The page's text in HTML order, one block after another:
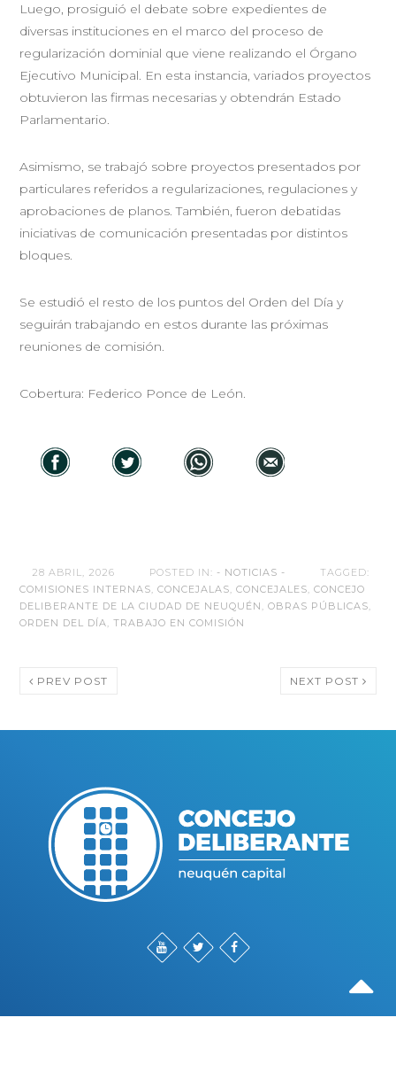
Luego, prosiguió el debate sobre expedientes de
diversas instituciones en el marco del proceso de
regularización dominial que viene realizando el Órgano
Ejecutivo Municipal. En esta instancia, variados proyectos
obtuvieron las firmas necesarias y obtendrán Estado
Parlamentario.
Asimismo, se trabajó sobre proyectos presentados por
particulares referidos a regularizaciones, regulaciones y
aprobaciones de planos. También, fueron debatidas
iniciativas de comunicación presentadas por distintos
bloques.
Se estudió el resto de los puntos del Orden del Día y
seguirán trabajando en estos durante las próximas
reuniones de comisión.
Cobertura: Federico Ponce de León.
28 ABRIL, 2026 POSTED IN: - NOTICIAS -
TAGGED:
COMISIONES INTERNAS,CONCEJALAS,CONCEJALES,CONCEJO
DELIBERANTE DE LA CIUDAD DE NEUQUÉN ,OBRAS PÚBLICAS,
ORDEN DEL DÍA,TRABAJO EN COMISIÓN
PREV POST NEXT POST